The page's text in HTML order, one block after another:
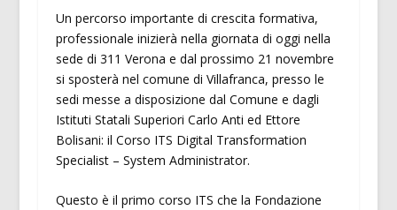
Un percorso importante di crescita formativa,
professionale inizierà nella giornata di oggi nella
sede di 311 Verona e dal prossimo 21 novembre
si sposterà nel comune di Villafranca, presso le
sedi messe a disposizione dal Comune e dagli
Istituti Statali Superiori Carlo Anti ed Ettore
Bolisani: il Corso ITS Digital Transformation
Specialist – System Administrator.
Questo è il primo corso ITS che la Fondazione